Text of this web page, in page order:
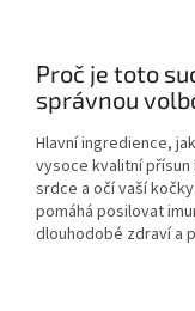
Proč je toto
správnou
Hlavní ingredience,
vysoce kvalitní
srdce a očí vaší
pomáhá posilovat
dlouhodobé zdraví a